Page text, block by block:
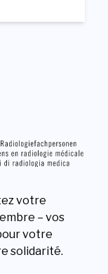
votre
– vos
votre
solidarité.